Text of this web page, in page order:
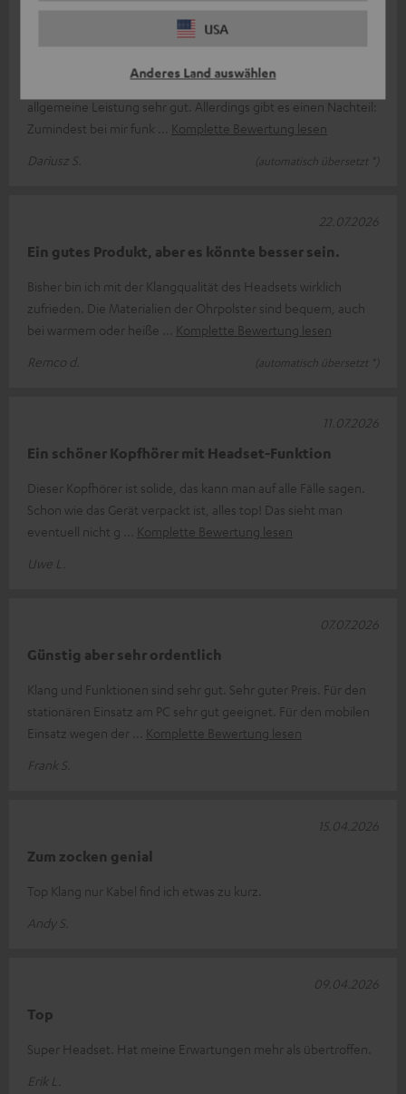
USA
Anderes Land auswählen
Die Zola-Kopfhörer sind in Bezug auf Bass, Klang und
allgemeine Leistung sehr gut. Allerdings gibt es einen Nachteil:
Zumindest bei mir funk
Komplette Bewertung lesen
Dariusz S.
(automatisch übersetzt *)
Ein gutes Produkt, aber es könnte besser sein.
Bisher bin ich mit der Klangqualität des Headsets wirklich
zufrieden. Die Materialien der Ohrpolster sind bequem, auch
bei warmem oder heiße
Komplette Bewertung lesen
Remco d.
(automatisch übersetzt *)
22.07.2026
Ein schöner Kopfhörer mit Headset-Funktion
Dieser Kopfhörer ist solide, das kann man auf alle Fälle sagen.
Schon wie das Gerät verpackt ist, alles top! Das sieht man
eventuell nicht g
Komplette Bewertung lesen
Uwe L.
11.07.2026
Günstig aber sehr ordentlich
Klang und Funktionen sind sehr gut. Sehr guter Preis. Für den
stationären Einsatz am PC sehr gut geeignet. Für den mobilen
Einsatz wegen der
Komplette Bewertung lesen
Frank S.
07.07.2026
Zum zocken genial
Top Klang nur Kabel find ich etwas zu kurz.
Andy S.
15.04.2026
Top
Super Headset. Hat meine Erwartungen mehr als übertroffen.
Erik L.
09.04.2026